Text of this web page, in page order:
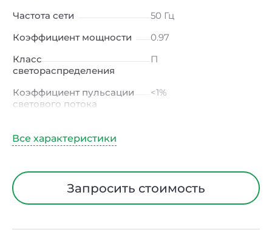
Частота сети
50 Гц
Коэффициент мощности
0.97
Класс
светораспределения
П
Коэффициент пульсации
светового потока
<1%
Тип кривой силы света
/ Г (глубокая)
Угол рассеивания
15° / 23° / 30° / 45° / 60°
Запросить стоимость